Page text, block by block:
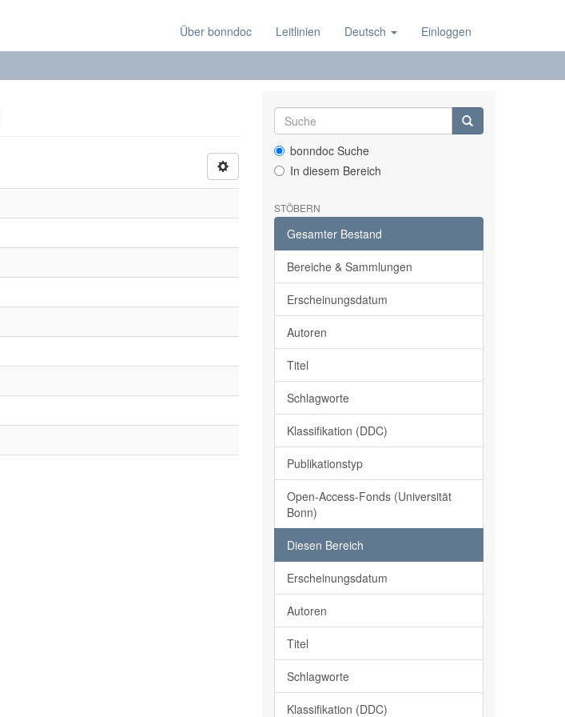
Über bonndoc Leitlinien Deutsch Einloggen
bonndoc Suche
In diesem Bereich
STÖBERN
Gesamter Bestand
Bereiche & Sammlungen
Erscheinungsdatum
Autoren
Titel
Schlagworte
Klassifikation (DDC)
Publikationstyp
Open-Access-Fonds (Universität
Bonn)
Diesen Bereich
Erscheinungsdatum
Autoren
Titel
Schlagworte
Klassifikation (DDC)